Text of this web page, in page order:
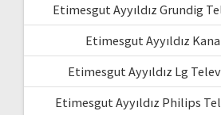
Etimesgut Ayyıldız Grundig
Etimesgut Ayyıldız
Etimesgut Ayyıldız Lg
Etimesgut Ayyıldız Philips